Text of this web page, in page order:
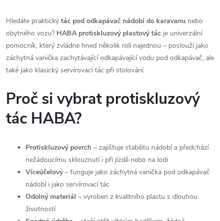
Hledáte praktický tác pod odkapávač nádobí do karavanu nebo
obytného vozu? HABA protiskluzový plastový tác je univerzální
pomocník, který zvládne hned několik rolí najednou – poslouží jako
záchytná vanička zachytávající odkapávající vodu pod odkapávač, ale
také jako klasický servírovací tác při stolování.
Proč si vybrat protiskluzový
tác HABA?
Protiskluzový povrch – zajišťuje stabilitu nádobí a předchází
nežádoucímu sklouznutí i při jízdě nebo na lodi
Víceúčelový– funguje jako záchytná vanička pod odkapávač
nádobí i jako servírovací tác
Odolný materiál – vyroben z kvalitního plastu s dlouhou
životností